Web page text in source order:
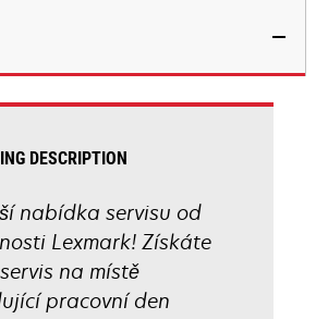
DESCRIPTION
nabídka servisu od
Lexmark! Získáte
na místě
pracovní den